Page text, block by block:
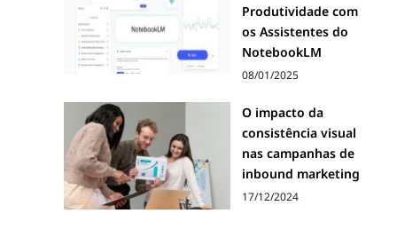
Produtividade com
os Assistentes do
NotebookLM
08/01/2025
O impacto da
consistência visual
nas campanhas de
inbound marketing
17/12/2024